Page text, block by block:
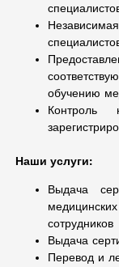
обучению
Контроль
Наши услуги:
Выдача
сотрудников
Выдача
Перевод и